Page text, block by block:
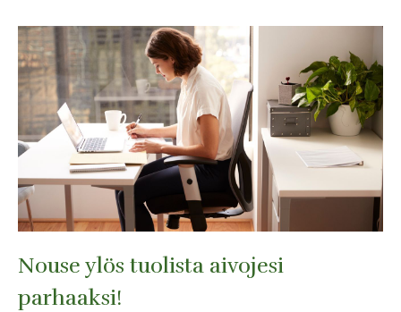
Nouse ylös tuolista aivojesi
parhaaksi!